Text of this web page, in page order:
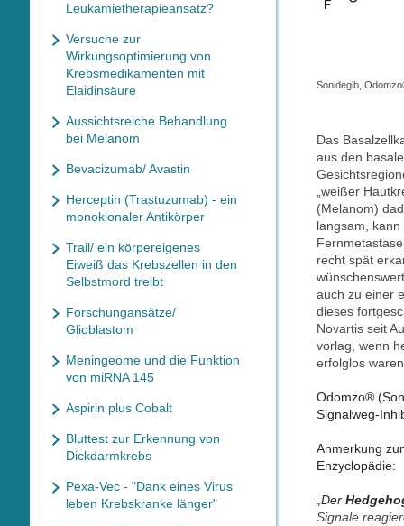
Sonidegib,
Das
aus den
„weißer
(Melanom)
langsam,
recht spät
auch zu einer
dieses
Novartis seit
vorlag, wenn
erfolglos
Odomzo®
Signalweg-
Anmerkung
Enzyclopädie:
„Der
Signale
Leukämietherapieansatz?
Versuche zur
Wirkungsoptimierung von
Krebsmedikamenten mit
Elaidinsäure
Aussichtsreiche Behandlung
bei Melanom
Bevacizumab/ Avastin
Herceptin (Trastuzumab) - ein
monoklonaler Antikörper
Trail/ ein körpereigenes
Eiweiß das Krebszellen in den
Selbstmord treibt
Forschungansätze/
Glioblastom
Meningeome und die Funktion
von miRNA 145
Aspirin plus Cobalt
Bluttest zur Erkennung von
Dickdarmkrebs
Pexa-Vec - "Dank eines Virus
leben Krebskranke länger"